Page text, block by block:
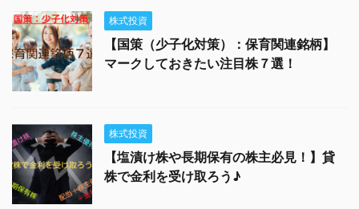
株式投資
【国策（少子化対策）：保育関連銘柄】
マークしておきたい注目株７選！
株式投資
【塩漬け株や長期保有の株主必見！】貸
株で金利を受け取ろう♪